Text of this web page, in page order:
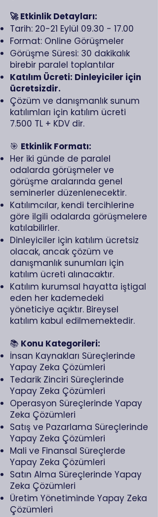
🚀 Etkinlik Detayları:
Tarih: 20-21 Eylül 09.30 - 17.00
Format: Online Görüşmeler
Görüşme Süresi: 30 dakikalık
birebir paralel toplantılar
Katılım Ücreti: Dinleyiciler için
ücretsizdir.
Çözüm ve danışmanlık sunum
katılımları için katılım ücreti
7.500 TL + KDV dir.
🎯 Etkinlik Formatı:
Her iki günde de paralel
odalarda görüşmeler ve
görüşme aralarında genel
seminerler düzenlenecektir.
Katılımcılar, kendi tercihlerine
göre ilgili odalarda görüşmelere
katılabilirler.
Dinleyiciler için katılım ücretsiz
olacak, ancak çözüm ve
danışmanlık sunumları için
katılım ücreti alınacaktır.
Katılım kurumsal hayatta iştigal
eden her kademedeki
yöneticiye açıktır. Bireysel
katılım kabul edilmemektedir.
​📚 Konu Kategorileri:
İnsan Kaynakları Süreçlerinde
Yapay Zeka Çözümleri
Tedarik Zinciri Süreçlerinde
Yapay Zeka Çözümleri
Operasyon Süreçlerinde Yapay
Zeka Çözümleri
Satış ve Pazarlama Süreçlerinde
Yapay Zeka Çözümleri
Mali ve Finansal Süreçlerde
Yapay Zeka Çözümleri
Satın Alma Süreçlerinde Yapay
Zeka Çözümleri
Üretim Yönetiminde Yapay Zeka
Çözümleri